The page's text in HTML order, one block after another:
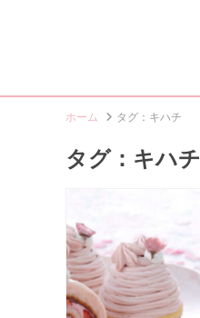
ホーム タグ：キハチ
タグ：キハチ